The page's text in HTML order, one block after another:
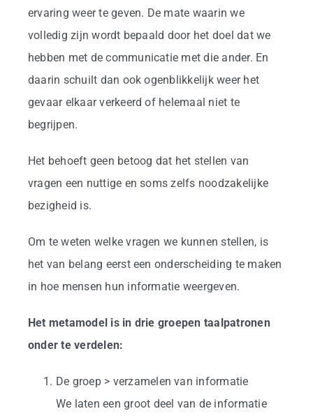
ervaring weer te geven. De mate waarin we
volledig zijn wordt bepaald door het doel dat we
hebben met de communicatie met die ander. En
daarin schuilt dan ook ogenblikkelijk weer het
gevaar elkaar verkeerd of helemaal niet te
begrijpen.
Het behoeft geen betoog dat het stellen van
vragen een nuttige en soms zelfs noodzakelijke
bezigheid is.
Om te weten welke vragen we kunnen stellen, is
het van belang eerst een onderscheiding te maken
in hoe mensen hun informatie weergeven.
Het metamodel is in drie groepen taalpatronen
onder te verdelen:
De groep > verzamelen van informatie
We laten een groot deel van de informatie